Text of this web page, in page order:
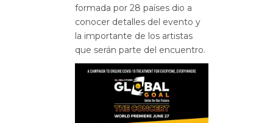
formada por 28 países dio a
conocer detalles del evento y
la importante de los artistas
que serán parte del encuentro.